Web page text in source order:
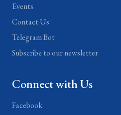
Events
Contact Us
Telegram Bot
Subscribe to our newsletter
Connect with Us
Facebook